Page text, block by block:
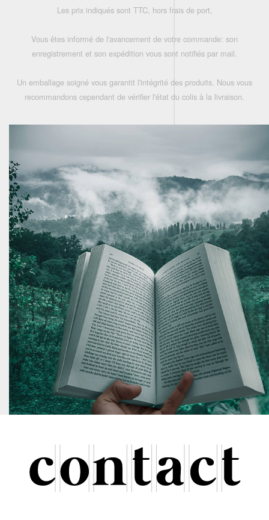
Les prix indiqués sont TTC, hors frais de port,
Vous êtes informé de l'avancement de votre commande: son
enregistrement et son expédition vous sont notifiés par mail.
Un emballage soigné vous garantit l'intégrité des produits. Nous vous
recommandons cependant de vérifier l'état du colis à la livraison.